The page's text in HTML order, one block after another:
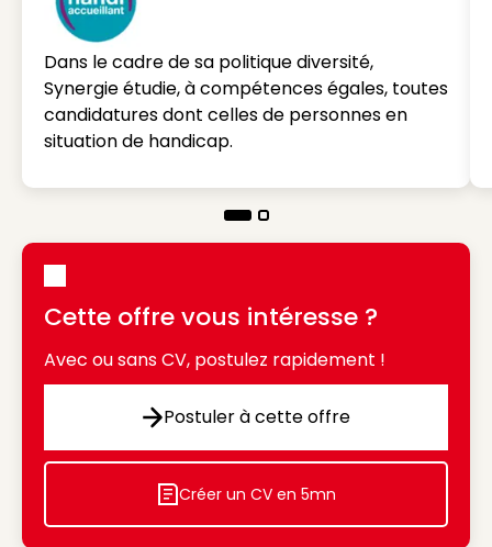
Dans le cadre de sa politique diversité,
Synergie étudie, à compétences égales, toutes
candidatures dont celles de personnes en
situation de handicap.
Cette offre vous intéresse ?
Avec ou sans CV, postulez rapidement !
Postuler à cette offre
Postuler à cette offre
Icon decorative
Créer un CV en 5mn